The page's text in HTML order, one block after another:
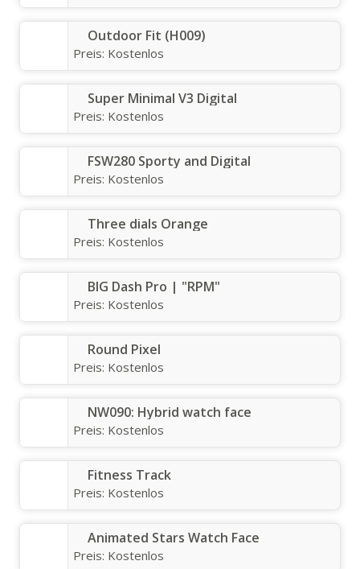
Outdoor Fit (H009)
Preis: Kostenlos
Super Minimal V3 Digital
Preis: Kostenlos
FSW280 Sporty and Digital
Preis: Kostenlos
Three dials Orange
Preis: Kostenlos
BIG Dash Pro | "RPM"
Preis: Kostenlos
Round Pixel
Preis: Kostenlos
NW090: Hybrid watch face
Preis: Kostenlos
Fitness Track
Preis: Kostenlos
Animated Stars Watch Face
Preis: Kostenlos